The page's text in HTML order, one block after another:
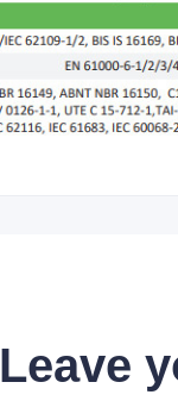
Leave